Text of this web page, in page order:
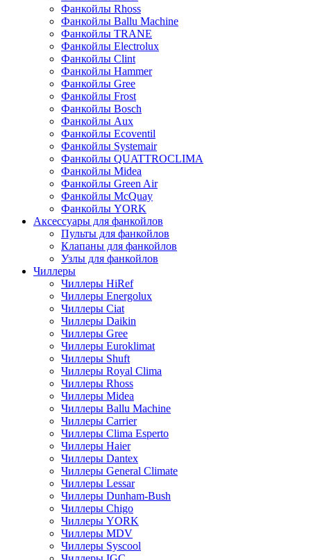
Фанкойлы Rhoss
Фанкойлы Ballu Machine
Фанкойлы TRANE
Фанкойлы Electrolux
Фанкойлы Clint
Фанкойлы Hammer
Фанкойлы Gree
Фанкойлы Frost
Фанкойлы Bosch
Фанкойлы Aux
Фанкойлы Ecoventil
Фанкойлы Systemair
Фанкойлы QUATTROCLIMA
Фанкойлы Midea
Фанкойлы Green Air
Фанкойлы McQuay
Фанкойлы YORK
Аксессуары для фанкойлов
Пульты для фанкойлов
Клапаны для фанкойлов
Узлы для фанкойлов
Чиллеры
Чиллеры HiRef
Чиллеры Energolux
Чиллеры Ciat
Чиллеры Daikin
Чиллеры Gree
Чиллеры Euroklimat
Чиллеры Shuft
Чиллеры Royal Clima
Чиллеры Rhoss
Чиллеры Midea
Чиллеры Ballu Machine
Чиллеры Carrier
Чиллеры Clima Esperto
Чиллеры Haier
Чиллеры Dantex
Чиллеры General Climate
Чиллеры Lessar
Чиллеры Dunham-Bush
Чиллеры Chigo
Чиллеры YORK
Чиллеры MDV
Чиллеры Syscool